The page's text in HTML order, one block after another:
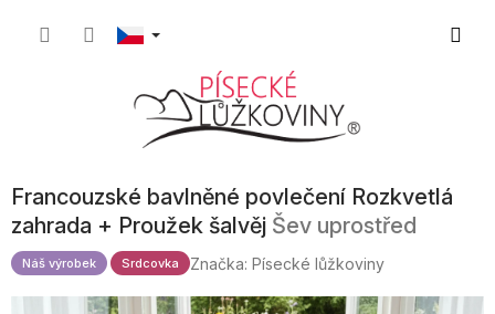
Francouzské bavlněné povlečení Rozkvetlá
zahrada + Proužek šalvěj Šev uprostřed
Náš výrobek Srdcovka Značka: Písecké lůžkoviny